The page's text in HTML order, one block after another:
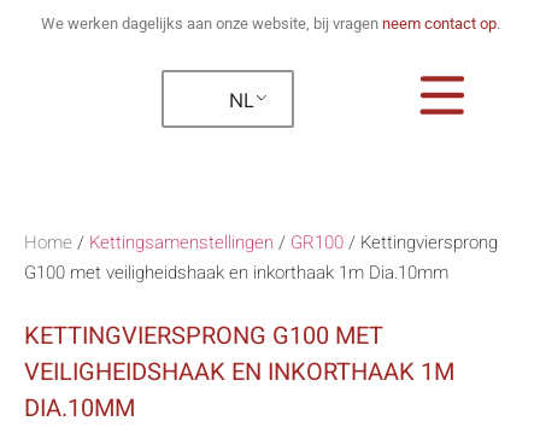
We werken dagelijks aan onze website, bij vragen neem contact op.
NL
Home / Kettingsamenstellingen / GR100/ Kettingviersprong
G100 met veiligheidshaak en inkorthaak 1m Dia.10mm
KETTINGVIERSPRONG G100 MET
VEILIGHEIDSHAAK EN INKORTHAAK 1M
DIA.10MM